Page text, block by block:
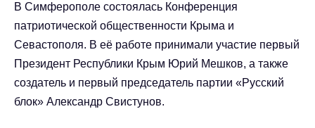
В Симферополе состоялась Конференция
патриотической общественности Крыма и
Севастополя. В её работе принимали участие первый
Президент Республики Крым Юрий Мешков, а также
создатель и первый председатель партии «Русский
блок» Александр Свистунов.